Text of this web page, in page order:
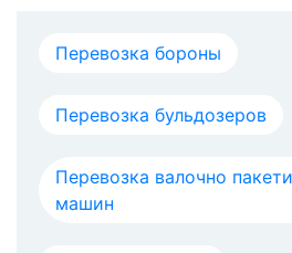
Перевозка бороны
Перевозка бульдозеров
Перевозка валочно
машин